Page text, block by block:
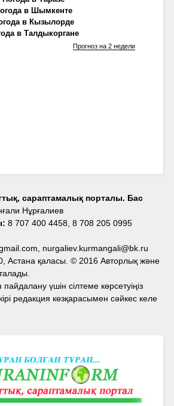
в Шымкенте
в Кызылорде
в Талдыкоргане
Прогноз на 2 недели
сараптамалық порталы. Бас
Нұрғалиев
8 707 400 4458, 8 708 205 0995
nurgaliev.kurmangali@bk.ru
Астана қаласы. © 2016 Авторлық және
үшін сілтеме көрсетуіңіз
редакция көзқарасымен сәйкес келе